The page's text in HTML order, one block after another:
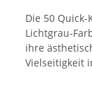
Die 50
Lichtgrau-
ihre
Vielseitigkeit